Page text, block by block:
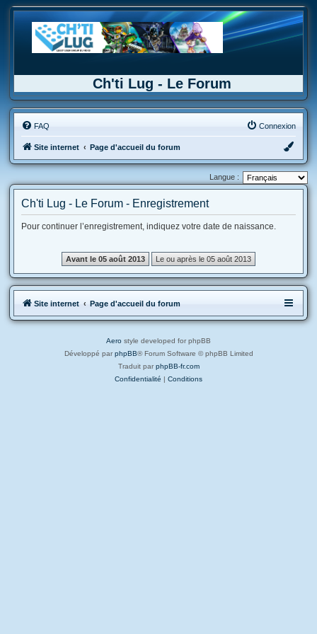
Ch'ti Lug - Le Forum
FAQ Connexion
Site internet Page d'accueil du forum
Langue :
Ch'ti Lug - Le Forum - Enregistrement
Pour continuer l’enregistrement, indiquez votre date de naissance.
Site internet Page d'accueil du forum
Aero style developed for phpBB
Développé par phpBB® Forum Software © phpBB Limited
Traduit par phpBB-fr.com
Confidentialité | Conditions